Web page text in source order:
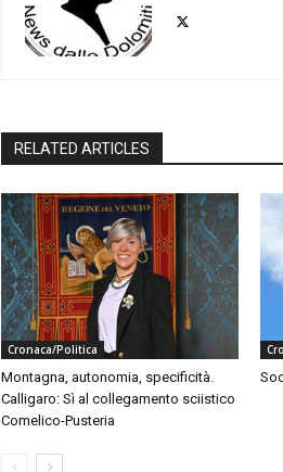
RELATED ARTICLES
Cronaca/Politica
Montagna, autonomia, specificità.
Calligaro: Sì al collegamento sciistico
Comelico-Pusteria